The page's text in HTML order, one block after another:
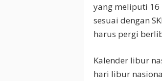
yang meliputi 16
sesuai dengan
harus pergi
Kalender libur
hari libur